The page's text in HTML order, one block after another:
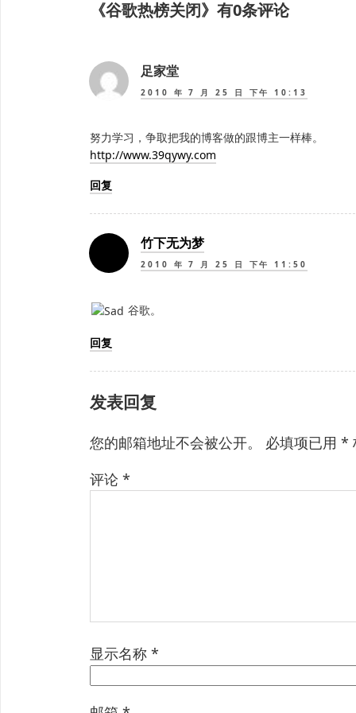
《谷歌热榜关闭》有0条评论
足家堂
2010 年 7 月 25 日 下午 10:13
努力学习，争取把我的博客做的跟博主一样棒。
http://www.39qywy.com
回复
竹下无为梦
2010 年 7 月 25 日 下午 11:50
谷歌。
回复
发表回复
您的邮箱地址不会被公开。 必填项已用 *
评论 *
显示名称 *